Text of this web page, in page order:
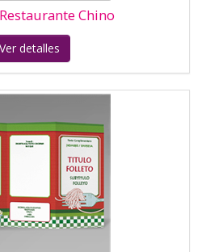
Ver detalles
Flechas